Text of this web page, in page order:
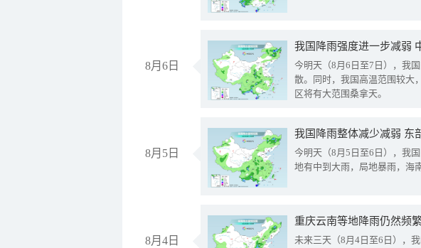
8月6日
今明天（8月6日至7日），我
散。同时，我国高温范围较大
区将有大范围桑拿天。
8月5日
我国降雨整体减少减弱 东
今明天（8月5日至6日），我
地有中到大雨，局地暴雨，海
8月4日
重庆云南等地降雨仍然频
未来三天（8月4日至6日），